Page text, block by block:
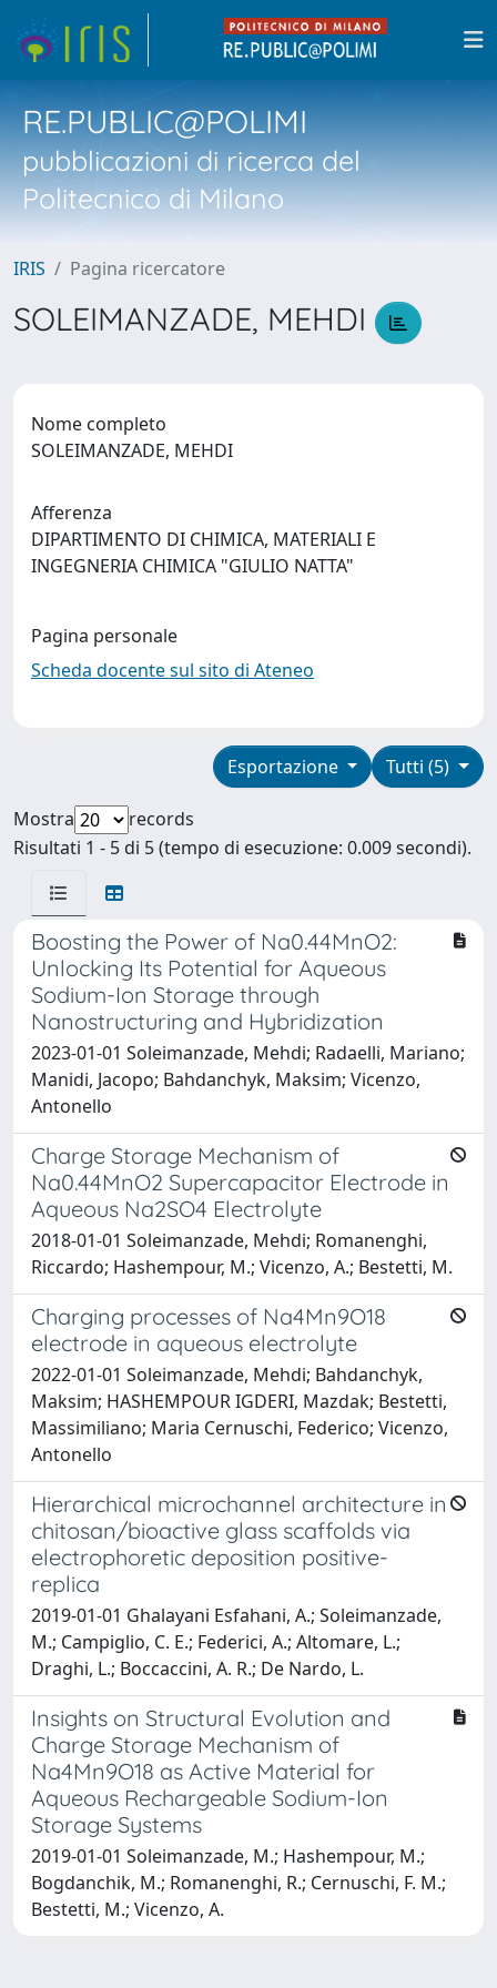
RE.PUBLIC@POLIMI
pubblicazioni di ricerca del
Politecnico di Milano
IRIS Pagina ricercatore
SOLEIMANZADE, MEHDI
Nome completo
SOLEIMANZADE, MEHDI
Afferenza
DIPARTIMENTO DI CHIMICA, MATERIALI E
INGEGNERIA CHIMICA "GIULIO NATTA"
Pagina personale
Scheda docente sul sito di Ateneo
Tutti (5)
Esportazione
Mostra
records
Risultati 1 - 5 di 5 (tempo di esecuzione: 0.009 secondi).
Boosting the Power of Na0.44MnO2:
Unlocking Its Potential for Aqueous
Sodium-Ion Storage through
Nanostructuring and Hybridization
2023-01-01 Soleimanzade, Mehdi; Radaelli, Mariano;
Manidi, Jacopo; Bahdanchyk, Maksim; Vicenzo,
Antonello
Charge Storage Mechanism of
Na0.44MnO2 Supercapacitor Electrode in
Aqueous Na2SO4 Electrolyte
2018-01-01 Soleimanzade, Mehdi; Romanenghi,
Riccardo; Hashempour, M.; Vicenzo, A.; Bestetti, M.
Charging processes of Na4Mn9O18
electrode in aqueous electrolyte
2022-01-01 Soleimanzade, Mehdi; Bahdanchyk,
Maksim; HASHEMPOUR IGDERI, Mazdak; Bestetti,
Massimiliano; Maria Cernuschi, Federico; Vicenzo,
Antonello
Hierarchical microchannel architecture in
chitosan/bioactive glass scaffolds via
electrophoretic deposition positive-
replica
2019-01-01 Ghalayani Esfahani, A.; Soleimanzade,
M.; Campiglio, C. E.; Federici, A.; Altomare, L.;
Draghi, L.; Boccaccini, A. R.; De Nardo, L.
Insights on Structural Evolution and
Charge Storage Mechanism of
Na4Mn9O18 as Active Material for
Aqueous Rechargeable Sodium-Ion
Storage Systems
2019-01-01 Soleimanzade, M.; Hashempour, M.;
Bogdanchik, M.; Romanenghi, R.; Cernuschi, F. M.;
Bestetti, M.; Vicenzo, A.